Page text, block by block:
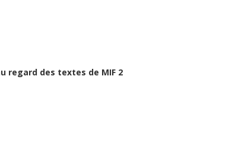
regard des textes de MIF 2